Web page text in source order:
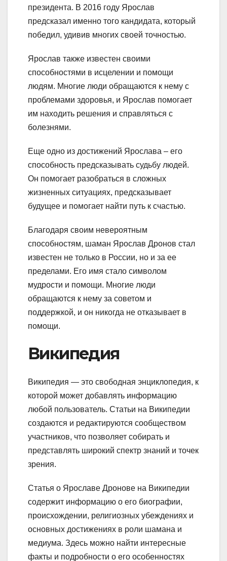
президента. В 2016 году Ярослав
предсказал именно того кандидата, который
победил, удивив многих своей точностью.
Ярослав также известен своими
способностями в исцелении и помощи
людям. Многие люди обращаются к нему с
проблемами здоровья, и Ярослав помогает
им находить решения и справляться с
болезнями.
Еще одно из достижений Ярослава – его
способность предсказывать судьбу людей.
Он помогает разобраться в сложных
жизненных ситуациях, предсказывает
будущее и помогает найти путь к счастью.
Благодаря своим невероятным
способностям, шаман Ярослав Дронов стал
известен не только в России, но и за ее
пределами. Его имя стало символом
мудрости и помощи. Многие люди
обращаются к нему за советом и
поддержкой, и он никогда не отказывает в
помощи.
Википедия
Википедия — это свободная энциклопедия, к
которой может добавлять информацию
любой пользователь. Статьи на Википедии
создаются и редактируются сообществом
участников, что позволяет собирать и
представлять широкий спектр знаний и точек
зрения.
Статья о Ярославе Дронове на Википедии
содержит информацию о его биографии,
происхождении, религиозных убеждениях и
основных достижениях в роли шамана и
медиума. Здесь можно найти интересные
факты и подробности о его особенностях